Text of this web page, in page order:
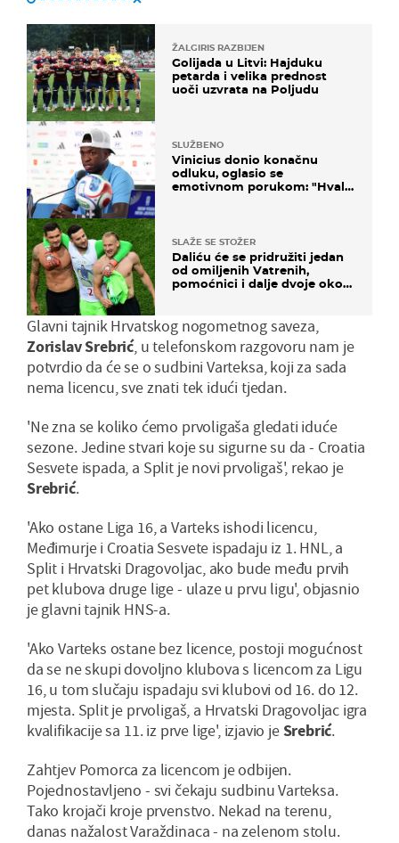
ŽALGIRIS RAZBIJEN
Golijada u Litvi: Hajduku
petarda i velika prednost
uoči uzvrata na Poljudu
SLUŽBENO
Vinicius donio konačnu
odluku, oglasio se
emotivnom porukom: "Hvala
SLAŽE SE STOŽER
Daliću će se pridružiti jedan
od omiljenih Vatrenih,
pomoćnici i dalje dvoje oko
Glavni tajnik Hrvatskog nogometnog saveza,
Zorislav Srebrić, u telefonskom razgovoru nam je
potvrdio da će se o sudbini Varteksa, koji za sada
nema licencu, sve znati tek idući tjedan.
'Ne zna se koliko ćemo prvoligaša gledati iduće
sezone. Jedine stvari koje su sigurne su da - Croatia
Sesvete ispada, a Split je novi prvoligaš', rekao je
Srebrić.
'Ako ostane Liga 16, a Varteks ishodi licencu,
Međimurje i Croatia Sesvete ispadaju iz 1. HNL, a
Split i Hrvatski Dragovoljac, ako bude među prvih
pet klubova druge lige - ulaze u prvu ligu', objasnio
je glavni tajnik HNS-a.
'Ako Varteks ostane bez licence, postoji mogućnost
da se ne skupi dovoljno klubova s licencom za Ligu
16, u tom slučaju ispadaju svi klubovi od 16. do 12.
mjesta. Split je prvoligaš, a Hrvatski Dragovoljac igra
kvalifikacije sa 11. iz prve lige', izjavio je Srebrić.
Zahtjev Pomorca za licencom je odbijen.
Pojednostavljeno - svi čekaju sudbinu Varteksa.
Tako krojači kroje prvenstvo. Nekad na terenu,
danas nažalost Varaždinaca - na zelenom stolu.